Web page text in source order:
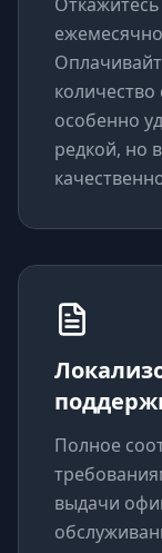
особенно
редкой, но
Полное
выдачи